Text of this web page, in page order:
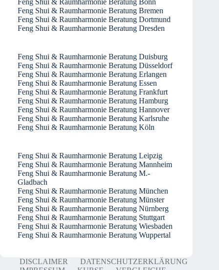
Feng Shui & Raumharmonie Beratung Bonn
Feng Shui & Raumharmonie Beratung Bremen
Feng Shui & Raumharmonie Beratung Dortmund
Feng Shui & Raumharmonie Beratung Dresden
Feng Shui & Raumharmonie Beratung Duisburg
Feng Shui & Raumharmonie Beratung Düsseldorf
Feng Shui & Raumharmonie Beratung Erlangen
Feng Shui & Raumharmonie Beratung Essen
Feng Shui & Raumharmonie Beratung Frankfurt
Feng Shui & Raumharmonie Beratung Hamburg
Feng Shui & Raumharmonie Beratung Hannover
Feng Shui & Raumharmonie Beratung Karlsruhe
Feng Shui & Raumharmonie Beratung Köln
Feng Shui & Raumharmonie Beratung Leipzig
Feng Shui & Raumharmonie Beratung Mannheim
Feng Shui & Raumharmonie Beratung M.-
Gladbach
Feng Shui & Raumharmonie Beratung München
Feng Shui & Raumharmonie Beratung Münster
Feng Shui & Raumharmonie Beratung Nürnberg
Feng Shui & Raumharmonie Beratung Stuttgart
Feng Shui & Raumharmonie Beratung Wiesbaden
Feng Shui & Raumharmonie Beratung Wuppertal
DISCLAIMER
DATENSCHUTZERKLÄRUNG